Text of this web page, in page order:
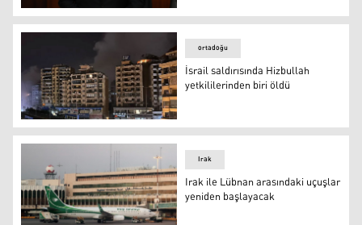
Lübnan Cumhurbaşkanı'ndan Suriye açıklaması: İşler
İsrail saldırısında Hizbullah yetkililerinden biri öldü
ortadoğu
İsrail saldırısında Hizbullah
yetkililerinden biri öldü
Irak
Irak ile Lübnan arasındaki uçuşlar
yeniden başlayacak